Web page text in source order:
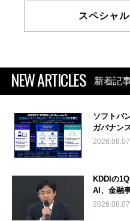
スペシャ
NEW ARTICLES 新着記
ソフトバ
ガバナン
2026.08.07
KDDIの
AI、金融
2026.08.07